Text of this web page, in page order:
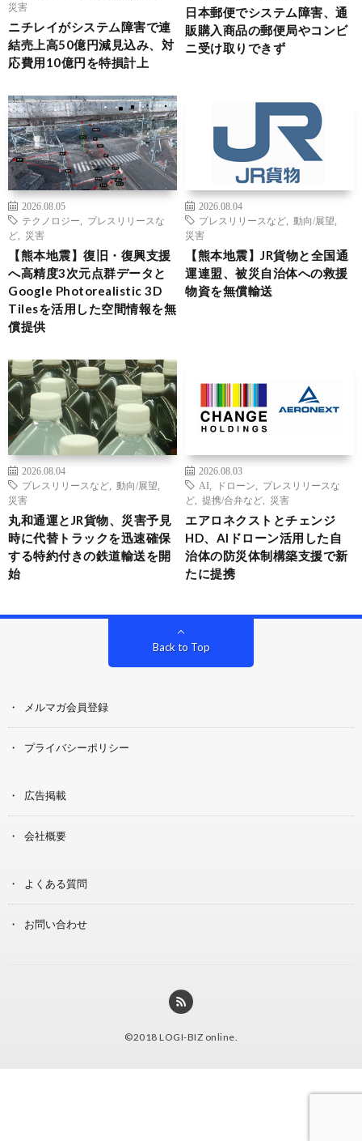
災害
ニチレイがシステム障害で連
結売上高50億円減見込み、対
応費用10億円を特損計上
日本郵便でシステム障害、通
販購入商品の郵便局やコンビ
ニ受け取りできず
2026.08.05
テクノロジー
プレスリリースな
ど
災害
【熊本地震】復旧・復興支援
へ高精度3次元点群データと
Google Photorealistic 3D
Tilesを活用した空間情報を無
償提供
2026.08.04
プレスリリースなど
動向/展望
災害
【熊本地震】JR貨物と全国通
運連盟、被災自治体への救援
物資を無償輸送
2026.08.04
プレスリリースなど
動向/展望
災害
丸和通運とJR貨物、災害予見
時に代替トラックを迅速確保
する特約付きの鉄道輸送を開
始
2026.08.03
AI
ドローン
プレスリリースな
ど
提携/合弁など 災害
エアロネクストとチェンジ
HD、AIドローン活用した自
治体の防災体制構築支援で新
たに提携
Back to Top
メルマガ会員登録
プライバシーポリシー
広告掲載
会社概要
よくある質問
お問い合わせ
©2018 LOGI-BIZ online